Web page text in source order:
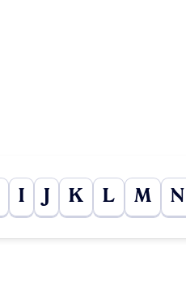
I K L M N